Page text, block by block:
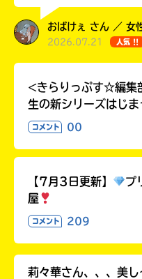
おばけぇ さん ／ 女
2026.07.21 人気 !!
<きらりっぷす☆編集
生の新シリーズはじま
コメント 00
【7月3日更新】 プ
屋
コメント 209
莉々華さん、、、美し